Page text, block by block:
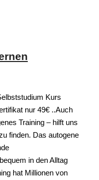
Kurs
nur 49€ ..Auch
Training – hilft uns
finden. Das autogene
in den Alltag
hat Millionen von